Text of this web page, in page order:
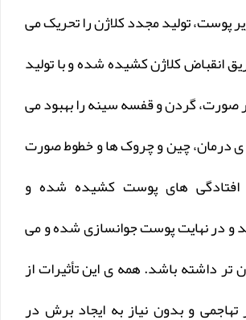
پوست، تولید مجدد کلاژن را تحریک می
انقباض کلاژن کشیده شده و با تولید
صورت، گردن و قفسه سینه را بهبود می
درمان، چین و چروک ها و خطوط صورت
های پوست کشیده شده و
و در نهایت پوست جوانسازی شده و می
تر داشته باشد. همه ی این تأثیرات از
و بدون نیاز به ایجاد برش در